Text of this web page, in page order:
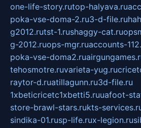
one-life-story.rutop-halyava.ru
poka-vse-doma-2.ru3-d-file.ru
g2012.rutst-1.rushaggy-cat.ru
g-2012.ruops-mgr.ruaccounts-
poka-vse-doma2.ru
tehosmotre.ruvarieta-yug.ru
raytor-d.ruatillagunn.ru3d-file.ru
1xbeticricetc1xbetti5.ruuafoot-
store-brawl-stars.rukts-
sindika-01.rusp-life.rux-legion.ru